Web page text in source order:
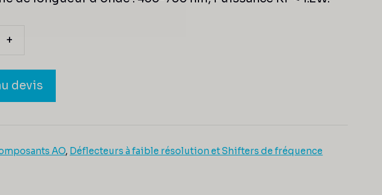
+
devis
AO, Déflecteurs à faible résolution et Shifters de fréquence